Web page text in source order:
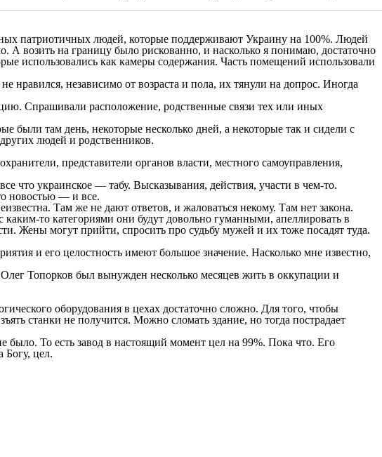
патриотичных людей, которые поддерживают Украину на 100%. Людей
возить на границу было рискованно, и насколько я понимаю, достаточно
использовались как камеры содержания. Часть помещений использовали
нравился, независимо от возраста и пола, их тянули на допрос. Иногда
Спрашивали расположение, родственные связи тех или иных
там день, некоторые несколько дней, а некоторые так и сидели с
людей и родственников.
представители органов власти, местного самоуправления,
украинское — табу. Высказывания, действия, участи в чем-то.
новостью — и все.
Там же не дают ответов, и жаловаться некому. Там нет закона.
то категориями они будут довольно гуманными, апеллировать в
Жены могут прийти, спросить про судьбу мужей и их тоже посадят туда.
и его целостность имеют большое значение. Насколько мне известно,
оборудования в цехах достаточно сложно. Для того, чтобы
станки не получится. Можно сломать здание, но тогда пострадает
было. То есть завод в настоящий момент цел на 99%. Пока что. Его
Богу, цел.